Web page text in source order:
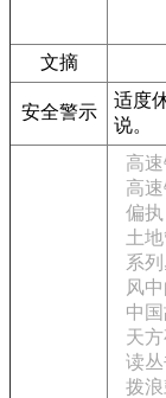
文摘
安全警示
适度
说。
高
高
偏执
土
系
风
中
天
读
拨